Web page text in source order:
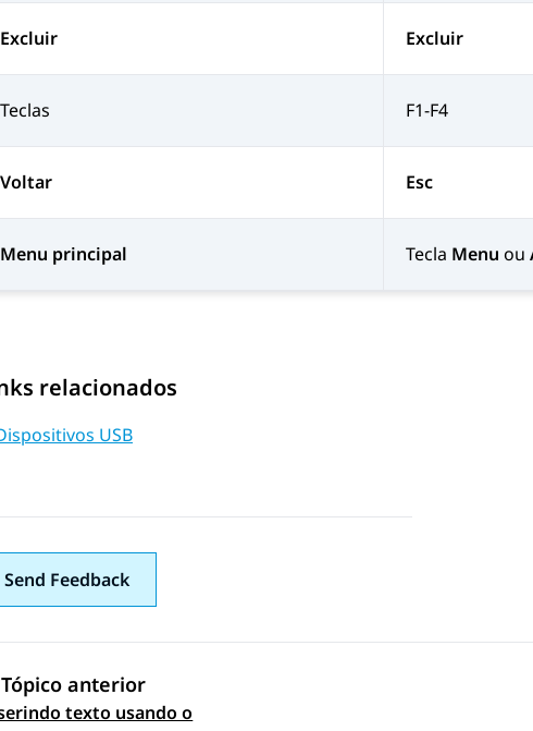
Excluir Excluir
Teclas F1-F4
Voltar Esc
Menu principal Tecla Menu ou
relacionados
USB
Send Feedback
Tópico anterior
texto usando o